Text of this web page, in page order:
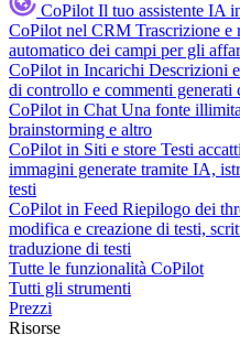
CoPilot Il tuo assistente IA
CoPilot nel CRM Trascrizione e
automatico dei campi per gli
CoPilot in Incarichi Descrizioni
di controllo e commenti generati
CoPilot in Chat Una fonte
brainstorming e altro
CoPilot in Siti e store Testi
immagini generate tramite IA,
testi
CoPilot in Feed Riepilogo dei
modifica e creazione di testi,
traduzione di testi
Tutte le funzionalità CoPilot
Tutti gli strumenti
Prezzi
Risorse